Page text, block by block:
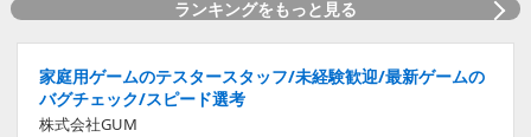
ランキングをもっと見る
家庭用ゲームのテスタースタッフ/未経験歓迎/最新ゲームの
バグチェック/スピード選考
株式会社GUM